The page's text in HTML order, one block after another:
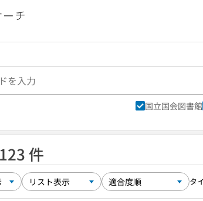
国立国会図書館
件
タ